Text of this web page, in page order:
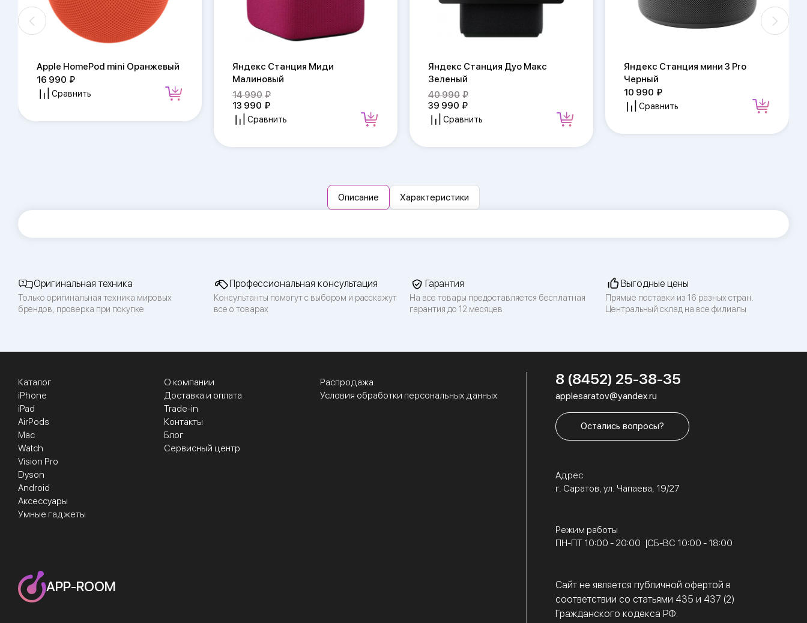
Apple HomePod mini Оранжевый
16 990
Сравнить
Яндекс Станция Миди
Малиновый
14 990
13 990
Сравнить
Яндекс Станция Дуо Макс
Зеленый
40 990
39 990
Сравнить
Яндекс Станция мини 3 Pro
Черный
10 990
Сравнить
Описание Характеристики
Оригинальная техника
Только оригинальная техника мировых
брендов, проверка при покупке
Профессиональная консультация
Консультанты помогут с выбором и расскажут
все о товарах
Гарантия
На все товары предоставляется бесплатная
гарантия до 12 месяцев
Выгодные цены
Прямые поставки из 16 разных стран.
Центральный склад на все филиалы
Каталог
iPhone
iPad
AirPods
Mac
Watch
Vision Pro
Dyson
Android
Аксессуары
Умные гаджеты
О компании
Доставка и оплата
Trade-in
Контакты
Блог
Сервисный центр
Распродажа
Условия обработки персональных данных
APP-ROOM
8 (8452) 25-38-35
applesaratov@yandex.ru
Остались вопросы?
Адрес
г. Саратов, ул. Чапаева, 19/27
Режим работы
ПН-ПТ 10:00 - 20:00
СБ-ВС 10:00 - 18:00
Сайт не является публичной офертой в
соответствии со статьями 435 и 437 (2)
Гражданского кодекса РФ.